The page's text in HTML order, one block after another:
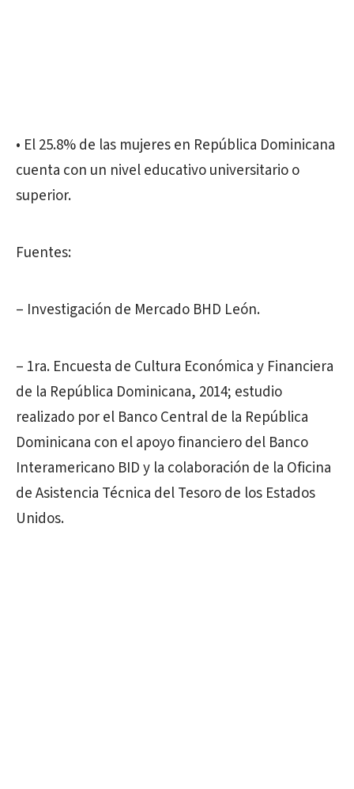
• El 25.8% de las mujeres en República Dominicana
cuenta con un nivel educativo universitario o
superior.
Fuentes:
– Investigación de Mercado BHD León.
– 1ra. Encuesta de Cultura Económica y Financiera
de la República Dominicana, 2014; estudio
realizado por el Banco Central de la República
Dominicana con el apoyo financiero del Banco
Interamericano BID y la colaboración de la Oficina
de Asistencia Técnica del Tesoro de los Estados
Unidos.